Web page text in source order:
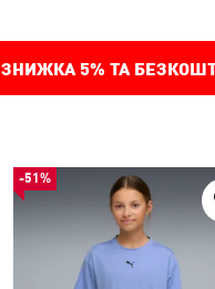
ЗНИЖКА 5% ТА
-51%